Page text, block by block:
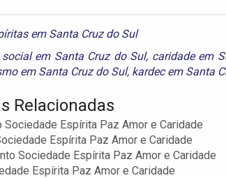
em Santa Cruz do Sul
em Santa Cruz do Sul, caridade em
em Santa Cruz do Sul, kardec em Santa
Relacionadas
Sociedade Espírita Paz Amor e Caridade
Espírita Paz Amor e Caridade
Sociedade Espírita Paz Amor e Caridade
Espírita Paz Amor e Caridade